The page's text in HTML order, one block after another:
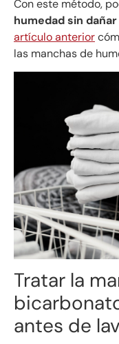
Con este método,
humedad sin
artículo anterior
las manchas de
Tratar la
antes de